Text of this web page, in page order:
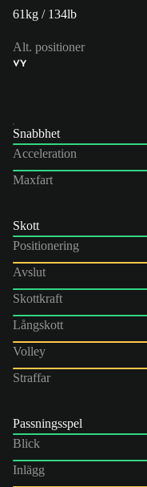
61kg / 134lb
Alt. positioner
VY
Snabbhet
Acceleration
Maxfart
Skott
Positionering
Avslut
Skottkraft
Långskott
Volley
Straffar
Passningsspel
Blick
Inlägg